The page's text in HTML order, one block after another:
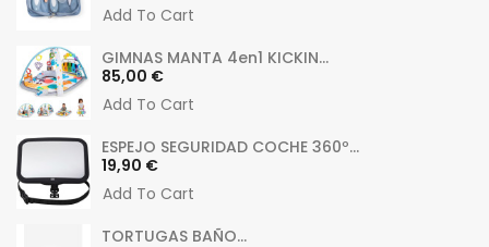
Add To Cart
GIMNAS MANTA 4en1 KICKIN...
Preu
85,00 €
Add To Cart
ESPEJO SEGURIDAD COCHE 360º...
Preu
19,90 €
Add To Cart
TORTUGAS BAÑO...